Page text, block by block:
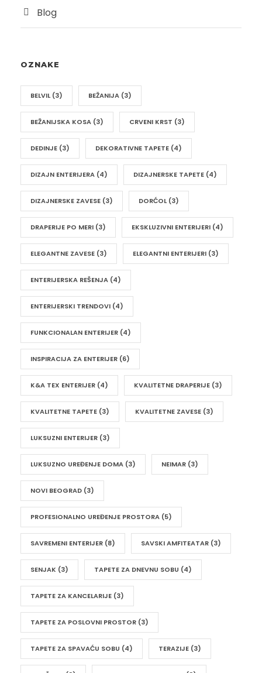
Blog
OZNAKE
BELVIL (3) BEŽANIJA (3)
BEŽANIJSKA KOSA (3) CRVENI KRST (3)
DEDINJE (3) DEKORATIVNE TAPETE (4)
DIZAJN ENTERIJERA (4) DIZAJNERSKE TAPETE (4)
DIZAJNERSKE ZAVESE (3) DORĆOL (3)
DRAPERIJE PO MERI (3) EKSKLUZIVNI ENTERIJERI (4)
ELEGANTNE ZAVESE (3) ELEGANTNI ENTERIJERI (3)
ENTERIJERSKA REŠENJA (4)
ENTERIJERSKI TRENDOVI (4)
FUNKCIONALAN ENTERIJER (4)
INSPIRACIJA ZA ENTERIJER (6)
K&A TEX ENTERIJER (4) KVALITETNE DRAPERIJE (3)
KVALITETNE TAPETE (3) KVALITETNE ZAVESE (3)
LUKSUZNI ENTERIJER (3)
LUKSUZNO UREĐENJE DOMA (3) NEIMAR (3)
NOVI BEOGRAD (3)
PROFESIONALNO UREĐENJE PROSTORA (5)
SAVREMENI ENTERIJER (8) SAVSKI AMFITEATAR (3)
SENJAK (3) TAPETE ZA DNEVNU SOBU (4)
TAPETE ZA KANCELARIJE (3)
TAPETE ZA POSLOVNI PROSTOR (3)
TAPETE ZA SPAVAĆU SOBU (4) TERAZIJE (3)